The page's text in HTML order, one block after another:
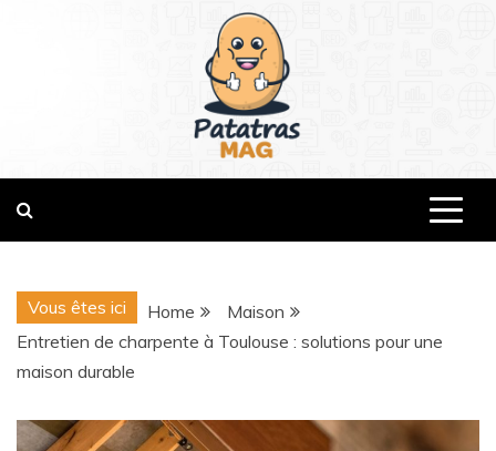
patatrasmag.com
Vous êtes ici Home
Maison
Entretien de charpente à Toulouse : solutions pour une
maison durable